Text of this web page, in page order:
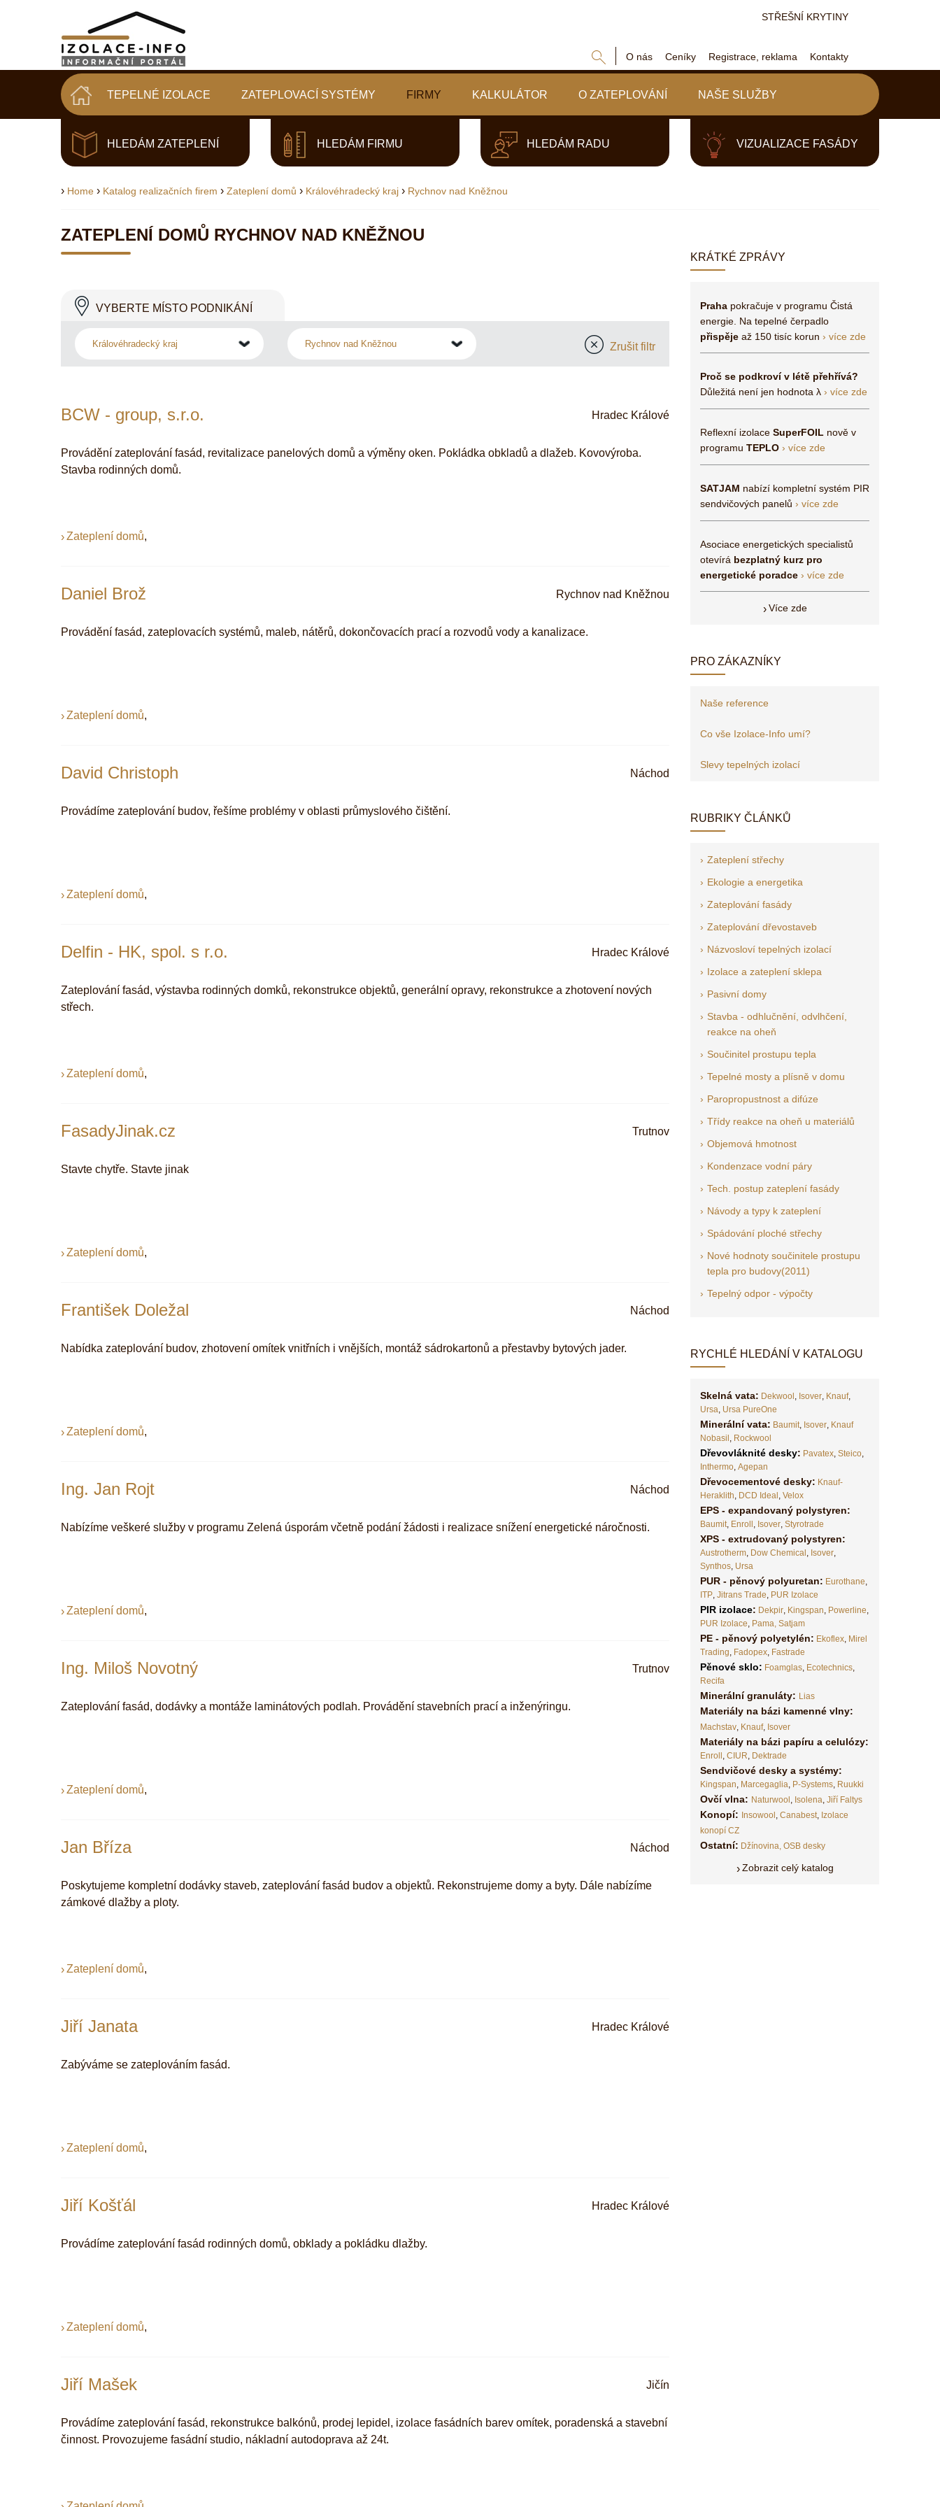
STŘEŠNÍ KRYTINY
O nás Ceníky Registrace, reklama Kontakty
TEPELNÉ IZOLACE ZATEPLOVACÍ SYSTÉMY FIRMY KALKULÁTOR O ZATEPLOVÁNÍ NAŠE SLUŽBY
HLEDÁM ZATEPLENÍ HLEDÁM FIRMU HLEDÁM RADU VIZUALIZACE FASÁDY
› Home › Katalog realizačních firem › Zateplení domů › Královéhradecký kraj › Rychnov nad Kněžnou
ZATEPLENÍ DOMŮ RYCHNOV NAD KNĚŽNOU
VYBERTE MÍSTO PODNIKÁNÍ
Zrušit filtr
BCW - group, s.r.o. Hradec Králové
Provádění zateplování fasád, revitalizace panelových domů a výměny oken. Pokládka obkladů a dlažeb. Kovovýroba.
Stavba rodinných domů.
Zateplení domů,
Daniel Brož Rychnov nad Kněžnou
Provádění fasád, zateplovacích systémů, maleb, nátěrů, dokončovacích prací a rozvodů vody a kanalizace.
Zateplení domů,
David Christoph Náchod
Provádíme zateplování budov, řešíme problémy v oblasti průmyslového čištění.
Zateplení domů,
Delfin - HK, spol. s r.o. Hradec Králové
Zateplování fasád, výstavba rodinných domků, rekonstrukce objektů, generální opravy, rekonstrukce a zhotovení nových
střech.
Zateplení domů,
FasadyJinak.cz Trutnov
Stavte chytře. Stavte jinak
Zateplení domů,
František Doležal Náchod
Nabídka zateplování budov, zhotovení omítek vnitřních i vnějších, montáž sádrokartonů a přestavby bytových jader.
Zateplení domů,
Ing. Jan Rojt Náchod
Nabízíme veškeré služby v programu Zelená úsporám včetně podání žádosti i realizace snížení energetické náročnosti.
Zateplení domů,
Ing. Miloš Novotný Trutnov
Zateplování fasád, dodávky a montáže laminátových podlah. Provádění stavebních prací a inženýringu.
Zateplení domů,
Jan Bříza Náchod
Poskytujeme kompletní dodávky staveb, zateplování fasád budov a objektů. Rekonstrujeme domy a byty. Dále nabízíme
zámkové dlažby a ploty.
Zateplení domů,
Jiří Janata Hradec Králové
Zabýváme se zateplováním fasád.
Zateplení domů,
Jiří Košťál Hradec Králové
Provádíme zateplování fasád rodinných domů, obklady a pokládku dlažby.
Zateplení domů,
Jiří Mašek Jičín
Provádíme zateplování fasád, rekonstrukce balkónů, prodej lepidel, izolace fasádních barev omítek, poradenská a stavební
činnost. Provozujeme fasádní studio, nákladní autodoprava až 24t.
KRÁTKÉ ZPRÁVY
Praha pokračuje v programu Čistá
energie. Na tepelné čerpadlo
přispěje až 150 tisíc korun › více zde
Proč se podkroví v létě přehřívá?
Důležitá není jen hodnota λ › více zde
Reflexní izolace SuperFOIL nově v
programu TEPLO › více zde
SATJAM nabízí kompletní systém PIR
sendvičových panelů › více zde
Asociace energetických specialistů
otevírá bezplatný kurz pro
energetické poradce › více zde
Více zde
PRO ZÁKAZNÍKY
Naše reference
Co vše Izolace-Info umí?
Slevy tepelných izolací
RUBRIKY ČLÁNKŮ
Zateplení střechy
Ekologie a energetika
Zateplování fasády
Zateplování dřevostaveb
Názvosloví tepelných izolací
Izolace a zateplení sklepa
Pasivní domy
Stavba - odhlučnění, odvlhčení,
reakce na oheň
Součinitel prostupu tepla
Tepelné mosty a plísně v domu
Paropropustnost a difúze
Třídy reakce na oheň u materiálů
Objemová hmotnost
Kondenzace vodní páry
Tech. postup zateplení fasády
Návody a typy k zateplení
Spádování ploché střechy
Nové hodnoty součinitele prostupu
tepla pro budovy(2011)
Tepelný odpor - výpočty
RYCHLÉ HLEDÁNÍ V KATALOGU
Skelná vata: Dekwool , Isover, Knauf,
Ursa, Ursa PureOne
Minerální vata: Baumit, Isover, Knauf
Nobasil , Rockwool
Dřevovláknité desky: Pavatex, Steico,
Inthermo, Agepan
Dřevocementové desky: Knauf-
Heraklith, DCD Ideal , Velox
EPS - expandovaný polystyren:
Baumit, Enroll , Isover, Styrotrade
XPS - extrudovaný polystyren:
Austrotherm, Dow Chemical , Isover,
Synthos, Ursa
PUR - pěnový polyuretan: Eurothane,
ITP, Jitrans Trade, PUR Izolace
PIR izolace: Dekpir, Kingspan, Powerline,
PUR Izolace, Pama, Satjam
PE - pěnový polyetylén: Ekoflex, Mirel
Trading, Fadopex, Fastrade
Pěnové sklo: Foamglas, Ecotechnics,
Recifa
Minerální granuláty: Lias
Materiály na bázi kamenné vlny:
Machstav, Knauf, Isover
Materiály na bázi papíru a celulózy:
Enroll , CIUR, Dektrade
Sendvičové desky a systémy:
Kingspan, Marcegaglia, P-Systems, Ruukki
Ovčí vlna: Naturwool , Isolena, Jiří Faltys
Konopí: Insowool , Canabest, Izolace
konopí CZ
Ostatní: Džínovina, OSB desky
Zobrazit celý katalog